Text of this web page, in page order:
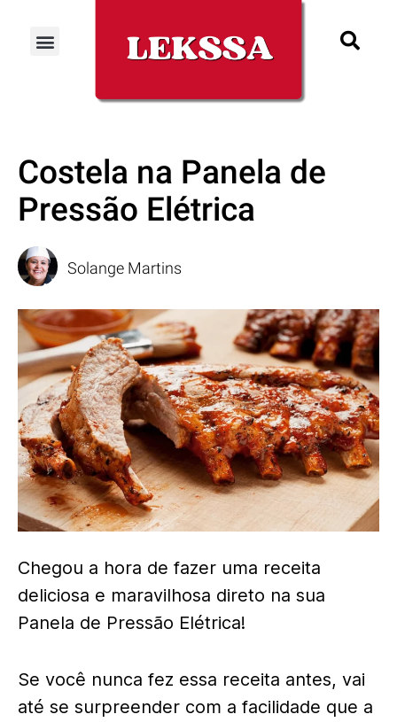
Costela na Panela de
Pressão Elétrica
Solange Martins
Chegou a hora de fazer uma receita
deliciosa e maravilhosa direto na sua
Panela de Pressão Elétrica!
Se você nunca fez essa receita antes, vai
até se surpreender com a facilidade que a